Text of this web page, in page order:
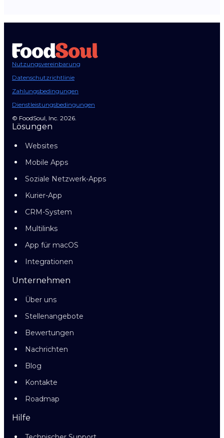
Nutzungsvereinbarung
Datenschutzrichtlinie
Zahlungsbedingungen
Dienstleistungsbedingungen
© FoodSoul, Inc. 2026.
Lösungen
Websites
Mobile Apps
Soziale Netzwerk-Apps
Kurier-App
CRM-System
Multilinks
App für macOS
Integrationen
Unternehmen
Über uns
Stellenangebote
Bewertungen
Nachrichten
Blog
Kontakte
Roadmap
Hilfe